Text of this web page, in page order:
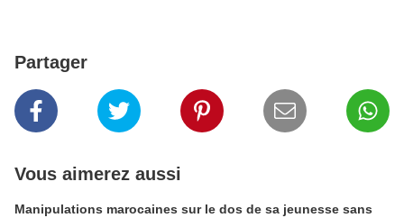
Partager
Vous aimerez aussi
Manipulations marocaines sur le dos de sa jeunesse sans